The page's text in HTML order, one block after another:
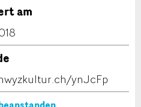
am
ynJcFp